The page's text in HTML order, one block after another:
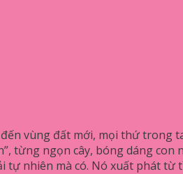
vùng đất mới, mọi thứ trong
từng ngọn cây, bóng dáng
tự nhiên mà có. Nó xuất phát từ